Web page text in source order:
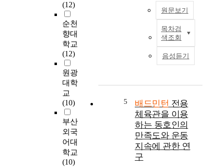
(12)
순천
향대
학교
(12)
원광
대학
교
(10)
부산
외국
어대
학교
(10)
경
원문보기
목차검
색조회
음성듣기
5 배드민턴 전용
체육관을 이용
하는 동호인의
만족도와 운동
지속에 관한 연
구